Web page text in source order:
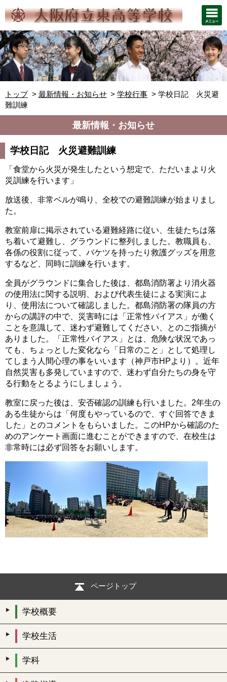
トップ 最新情報・お知らせ 学校行事
学校日記 火災避
難訓練
最新情報・お知らせ
学校日記 火災避難訓練
「食堂から火災が発生したという想定で、ただいまより火
災訓練を行います」
放送後、非常ベルが鳴り、全校での避難訓練が始まりまし
た。
教室前扉に掲示されている避難経路に従い、生徒たちは落
ち着いて避難し、グラウンドに整列しました。教職員も、
各係の役割に従って、バケツを持ったり救護グッズを用意
するなど、同時に訓練を行います。
全員がグラウンドに集合した後は、都島消防署より消火器
の使用法に関する説明、および代表生徒による実演によ
り、使用法について確認しました。都島消防署の隊員の方
からの講評の中で、災害時には「正常性バイアス」が働く
ことを意識して、迷わず避難してください、とのご指摘が
ありました。「正常性バイアス」とは、危険な状況であっ
ても、ちょっとした変化なら「日常のこと」として処理し
てしまう人間心理の事をいいます（神戸市HPより）。近年
自然災害も多発していますので、迷わず自分たちの身を守
る行動をとるようにしましょう。
教室に戻った後は、安否確認の訓練も行いました。2年生の
ある生徒からは「何度もやっているので、すぐ回答できま
した」とのコメントをもらいました。このHPから確認のた
めのアンケート画面に進むことができますので、在校生は
非常時には必ず回答をお願いします。
ページトップ
学校概要
学校生活
学科